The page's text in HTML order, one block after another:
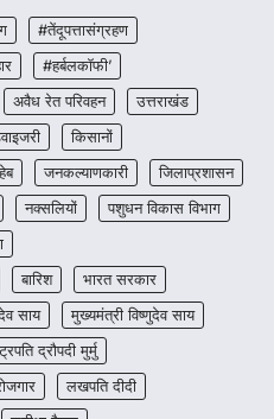
और किसानों की आय…
की अनुष्का को मिला नया
योजना से संभव हुई सफल सर्जरी
August 7, 2026
बाल स्वास्थ्य कार्यक्रम (चिरायु) के तहत
5 माह की मासूम…
#तेंदूपत्तासंग्रहण
#हर्बलकॉफी’
अवैध रेत परिवहन
उत्तराखंड
किसानों
जनकल्याणकारी
जिलाप्रशासन
नक्सलियों
पशुधन विकास विभाग
बारिश
भारत सरकार
साय
मुख्यमंत्री विष्णुदेव साय
द्रौपदी मुर्मु
लखपति दीदी